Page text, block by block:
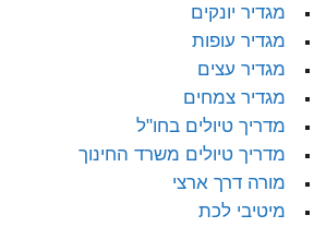
מגדיר יונקים
מגדיר עופות
מגדיר עצים
מגדיר צמחים
מדריך טיולים בחו"ל
מדריך טיולים משרד החינוך
מורה דרך ארצי
מיטיבי לכת